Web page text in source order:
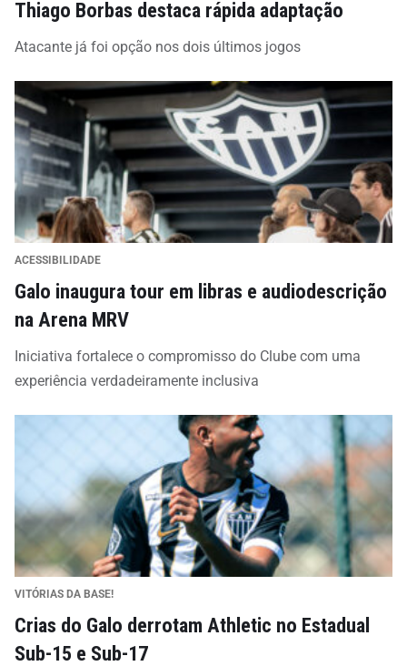
Thiago Borbas destaca rápida adaptação
Atacante já foi opção nos dois últimos jogos
ACESSIBILIDADE
Galo inaugura tour em libras e audiodescrição
na Arena MRV
Iniciativa fortalece o compromisso do Clube com uma
experiência verdadeiramente inclusiva
VITÓRIAS DA BASE!
Crias do Galo derrotam Athletic no Estadual
Sub-15 e Sub-17